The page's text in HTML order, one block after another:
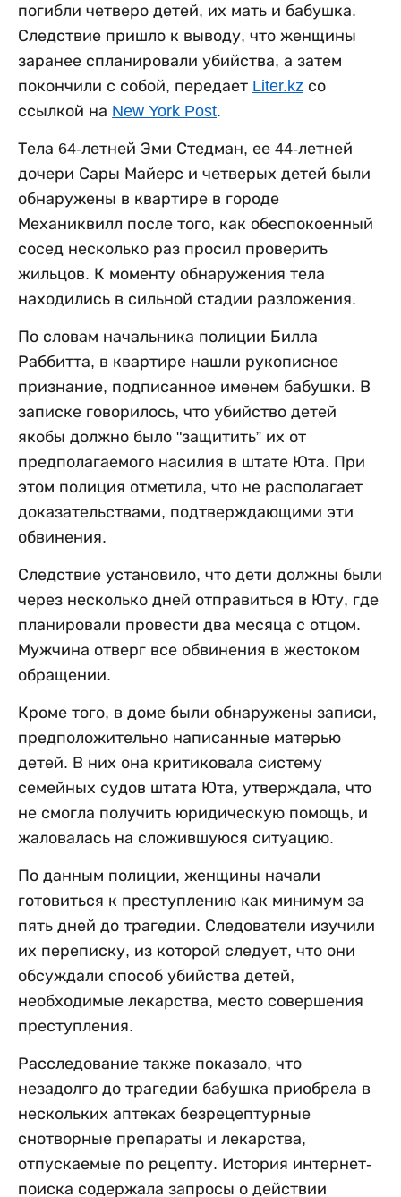
погибли четверо детей, их мать и бабушка.
Следствие пришло к выводу, что женщины
заранее спланировали убийства, а затем
покончили с собой, передает Liter.kz со
ссылкой на New York Post.
Тела 64-летней Эми Стедман, ее 44-летней
дочери Сары Майерс и четверых детей были
обнаружены в квартире в городе
Механиквилл после того, как обеспокоенный
сосед несколько раз просил проверить
жильцов. К моменту обнаружения тела
находились в сильной стадии разложения.
По словам начальника полиции Билла
Раббитта, в квартире нашли рукописное
признание, подписанное именем бабушки. В
записке говорилось, что убийство детей
якобы должно было "защитить” их от
предполагаемого насилия в штате Юта. При
этом полиция отметила, что не располагает
доказательствами, подтверждающими эти
обвинения.
Следствие установило, что дети должны были
через несколько дней отправиться в Юту, где
планировали провести два месяца с отцом.
Мужчина отверг все обвинения в жестоком
обращении.
Кроме того, в доме были обнаружены записи,
предположительно написанные матерью
детей. В них она критиковала систему
семейных судов штата Юта, утверждала, что
не смогла получить юридическую помощь, и
жаловалась на сложившуюся ситуацию.
По данным полиции, женщины начали
готовиться к преступлению как минимум за
пять дней до трагедии. Следователи изучили
их переписку, из которой следует, что они
обсуждали способ убийства детей,
необходимые лекарства, место совершения
преступления.
Расследование также показало, что
незадолго до трагедии бабушка приобрела в
нескольких аптеках безрецептурные
снотворные препараты и лекарства,
отпускаемые по рецепту. История интернет-
поиска содержала запросы о действии